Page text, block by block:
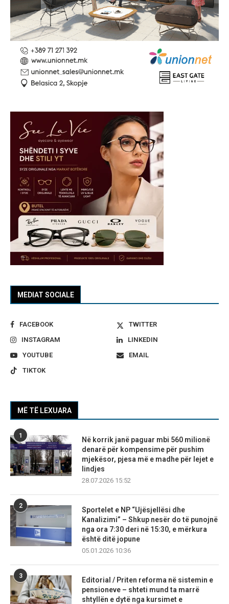
MEDIAT SOCIALE
FACEBOOK
TWITTER
INSTAGRAM
LINKEDIN
YOUTUBE
EMAIL
TIKTOK
MË TË LEXUARA
1
Në korrik janë paguar mbi 560 milionë
denarë për kompensime për pushim
mjekësor, pjesa më e madhe për lejet e
lindjes
28.07.2026 15:52
2
Sportelet e NP “Ujësjellësi dhe
Kanalizimi” – Shkup nesër do të punojnë
nga ora 7:30 deri në 15:30, e mërkura
është ditë jopune
05.01.2026 10:36
3
Editorial / Priten reforma në sistemin e
pensioneve – shteti mund ta marrë
shtyllën e dytë nga kursimet e